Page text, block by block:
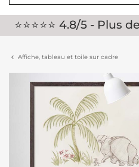
⭐⭐⭐⭐⭐ 4.8/5 - Plus
Affiche, tableau et toile sur cadre